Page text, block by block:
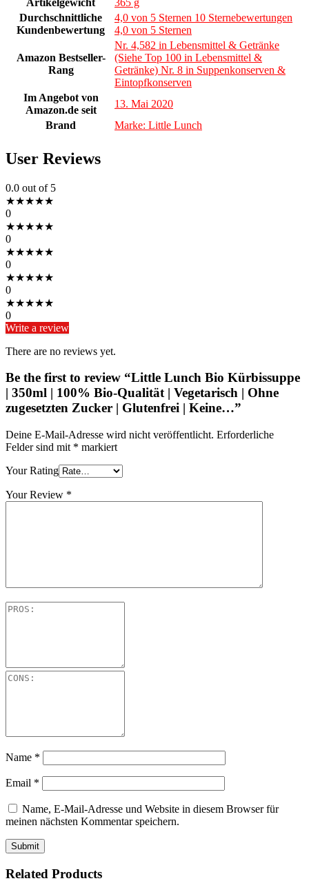
Durchschnittliche
Kundenbewertung
4,0 von 5 Sternen 10 Sternebewertungen
4,0 von 5 Sternen
Amazon Bestseller-
Rang
Nr. 4,582 in Lebensmittel & Getränke
(Siehe Top 100 in Lebensmittel &
Getränke) Nr. 8 in Suppenkonserven &
Eintopfkonserven
Im Angebot von
Amazon.de seit
13. Mai 2020
Brand
Marke: Little Lunch
User Reviews
0.0 out of 5
★★★★★
0
★★★★★
0
★★★★★
0
★★★★★
0
★★★★★
0
Write a review
There are no reviews yet.
Be the first to review “Little Lunch Bio Kürbissuppe
| 350ml | 100% Bio-Qualität | Vegetarisch | Ohne
zugesetzten Zucker | Glutenfrei | Keine…”
Deine E-Mail-Adresse wird nicht veröffentlicht. Erforderliche
Felder sind mit * markiert
Your Rating
Your Review *
Name *
Email *
Name, E-Mail-Adresse und Website in diesem Browser für
meinen nächsten Kommentar speichern.
Related Products